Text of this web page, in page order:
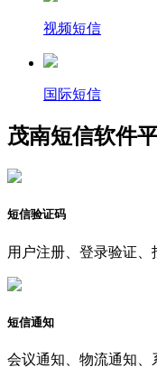
视频短信
国际短信
茂南短信软件
短信验证码
用户注册、登录验证
短信通知
会议通知、物流通知、